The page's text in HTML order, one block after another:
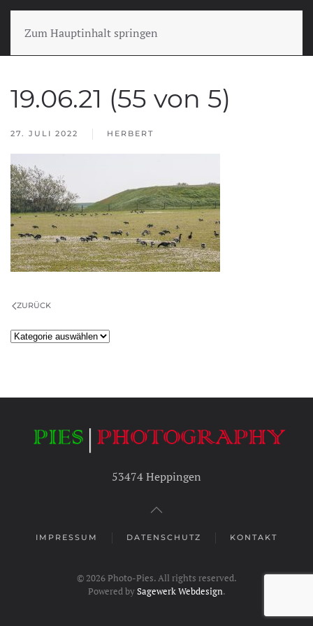
Zum Hauptinhalt springen
19.06.21 (55 von 5)
27. JULI 2022 HERBERT
ZURÜCK
Kategorien
53474 Heppingen
IMPRESSUM DATENSCHUTZ KONTAKT
© 2026Photo-Pies. All rights reserved.
Powered bySagewerk Webdesign.